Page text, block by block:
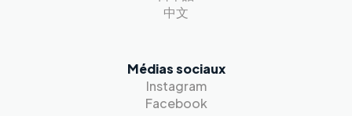
中文
Médias sociaux
Instagram
Facebook